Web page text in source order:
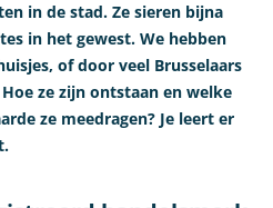
in de stad. Ze sieren bijna
in het gewest. We hebben
of door veel Brusselaars
ze zijn ontstaan en welke
ze meedragen? Je leert er